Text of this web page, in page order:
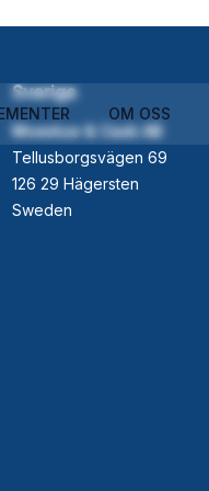
OM OSS
Sverige
Moestue & Cask AB
Tellusborgsvägen 69
126 29 Hägersten
Sweden